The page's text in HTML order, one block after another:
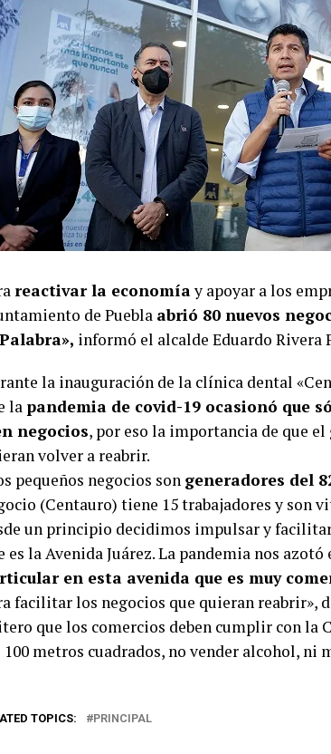
reactivar la economíay apoyar a los
de Puebla abrió 80 nuevos
informó el alcalde Eduardo Rivera
la inauguración de la clínica dental
la pandemia de covid-19 ocasionó que
negocios, por eso la importancia de que
volver a reabrir.
pequeños negocios son generadores del
(Centauro) tiene 15 trabajadores y son
un principio decidimos impulsar y
es la Avenida Juárez. La pandemia nos
en esta avenida que es muy
facilitar los negocios que quieran reabrir»,
que los comercios deben cumplir con la
100 metros cuadrados, no vender alcohol, ni
TOPICS: PRINCIPAL